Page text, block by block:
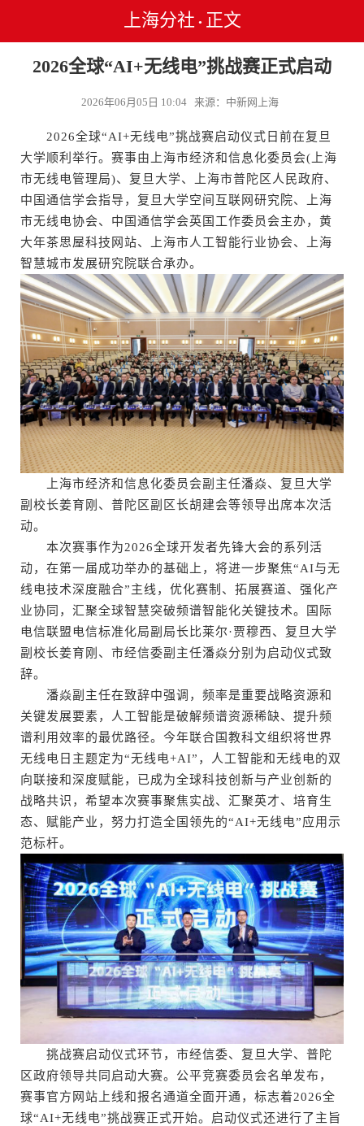
上海分社 • 正文
2026全球“AI+无线电”挑战赛正式启动
2026年06月05日 10:04 来源：中新网上海
2026全球“AI+无线电”挑战赛启动仪式日前在复旦
大学顺利举行。赛事由上海市经济和信息化委员会(上海
市无线电管理局)、复旦大学、上海市普陀区人民政府、
中国通信学会指导，复旦大学空间互联网研究院、上海
市无线电协会、中国通信学会英国工作委员会主办，黄
大年茶思屋科技网站、上海市人工智能行业协会、上海
智慧城市发展研究院联合承办。
上海市经济和信息化委员会副主任潘焱、复旦大学
副校长姜育刚、普陀区副区长胡建会等领导出席本次活
动。
本次赛事作为2026全球开发者先锋大会的系列活
动，在第一届成功举办的基础上，将进一步聚焦“AI与无
线电技术深度融合”主线，优化赛制、拓展赛道、强化产
业协同，汇聚全球智慧突破频谱智能化关键技术。国际
电信联盟电信标准化局副局长比莱尔·贾穆西、复旦大学
副校长姜育刚、市经信委副主任潘焱分别为启动仪式致
辞。
潘焱副主任在致辞中强调，频率是重要战略资源和
关键发展要素，人工智能是破解频谱资源稀缺、提升频
谱利用效率的最优路径。今年联合国教科文组织将世界
无线电日主题定为“无线电+AI”，人工智能和无线电的双
向联接和深度赋能，已成为全球科技创新与产业创新的
战略共识，希望本次赛事聚焦实战、汇聚英才、培育生
态、赋能产业，努力打造全国领先的“AI+无线电”应用示
范标杆。
挑战赛启动仪式环节，市经信委、复旦大学、普陀
区政府领导共同启动大赛。公平竞赛委员会名单发布，
赛事官方网站上线和报名通道全面开通，标志着2026全
球“AI+无线电”挑战赛正式开始。启动仪式还进行了主旨